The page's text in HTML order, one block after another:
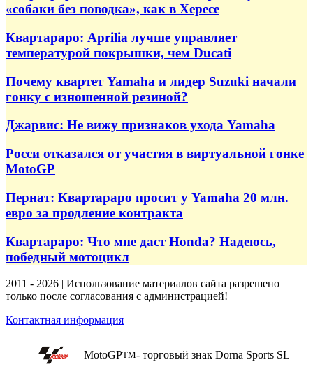
«собаки без поводка», как в Хересе
Квартараро: Aprilia лучше управляет
температурой покрышки, чем Ducati
Почему квартет Yamaha и лидер Suzuki начали
гонку с изношенной резиной?
Джарвис: Не вижу признаков ухода Yamaha
Росси отказался от участия в виртуальной гонке
MotoGP
Пернат: Квартараро просит у Yamaha 20 млн.
евро за продление контракта
Квартараро: Что мне даст Honda? Надеюсь,
победный мотоцикл
2011 - 2026 | Использование материалов сайта разрешено
только после согласования с администрацией!
Контактная информация
MotoGPTM- торговый знак Dorna Sports SL